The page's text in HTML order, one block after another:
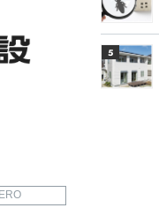
5